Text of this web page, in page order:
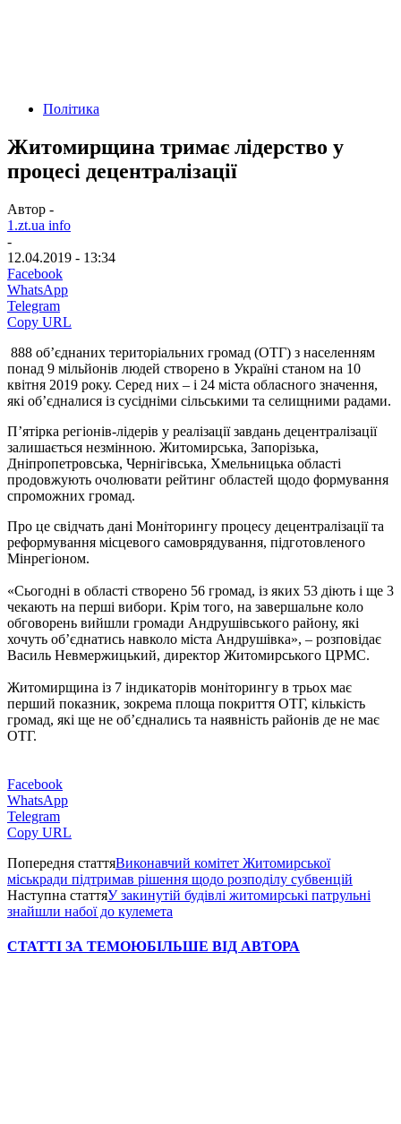
Політика
Житомирщина тримає лідерство у
процесі децентралізації
Автор -
1.zt.ua info
-
12.04.2019 - 13:34
Facebook
WhatsApp
Telegram
Copy URL
888 об’єднаних територіальних громад (ОТГ) з населенням
понад 9 мільйонів людей створено в Україні станом на 10
квітня 2019 року. Серед них – і 24 міста обласного значення,
які об’єдналися із сусідніми сільськими та селищними радами.
П’ятірка регіонів-лідерів у реалізації завдань децентралізації
залишається незмінною. Житомирська, Запорізька,
Дніпропетровська, Чернігівська, Хмельницька області
продовжують очолювати рейтинг областей щодо формування
спроможних громад.
Про це свідчать дані Моніторингу процесу децентралізації та
реформування місцевого самоврядування, підготовленого
Мінрегіоном.
«Сьогодні в області створено 56 громад, із яких 53 діють і ще 3
чекають на перші вибори. Крім того, на завершальне коло
обговорень вийшли громади Андрушівського району, які
хочуть об’єднатись навколо міста Андрушівка», – розповідає
Василь Невмержицький, директор Житомирського ЦРМС.
Житомирщина із 7 індикаторів моніторингу в трьох має
перший показник, зокрема площа покриття ОТГ, кількість
громад, які ще не об’єднались та наявність районів де не має
ОТГ.
Facebook
WhatsApp
Telegram
Copy URL
Попередня статтяВиконавчий комітет Житомирської
міськради підтримав рішення щодо розподілу субвенцій
Наступна статтяУ закинутій будівлі житомирські патрульні
знайшли набої до кулемета
СТАТТІ ЗА ТЕМОЮБІЛЬШЕ ВІД АВТОРА